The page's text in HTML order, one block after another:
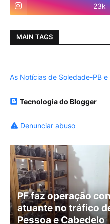
23k
MAIN TAGS
As Notícias de Soledade-PB e
Tecnologia do Blogger
Denunciar abuso
PF faz operação
atuante no tráfico
Pessoa e Cabedelo